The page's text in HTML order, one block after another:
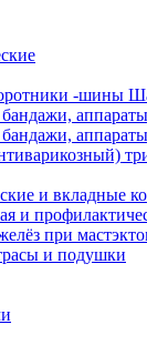
-шины
и вкладные
и
при
и подушки